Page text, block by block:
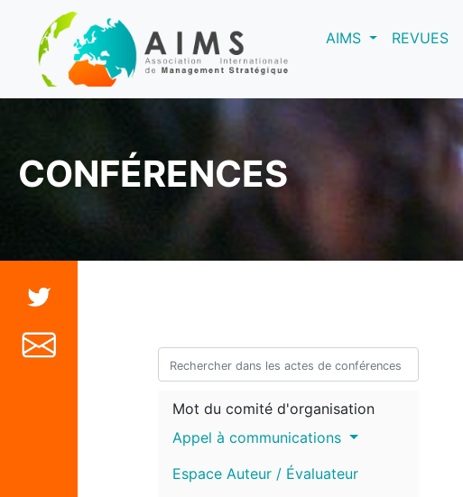
AIMS(current)REVUES
CONFÉRENCES
Mot du comité d'organisation
Appel à communications
Espace Auteur / Évaluateur